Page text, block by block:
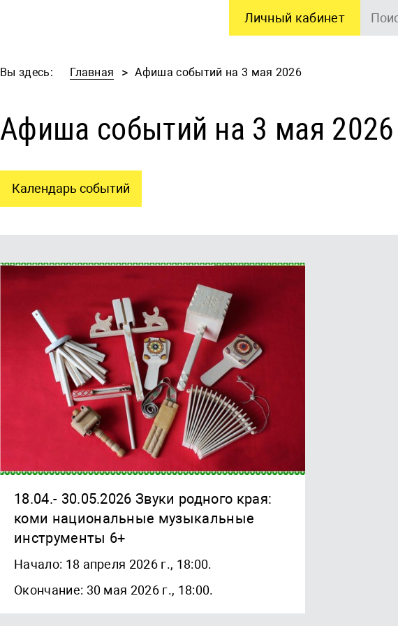
Личный кабинет
Поиск
Вы здесь: Главная Афиша событий на 3 мая 2026
Афиша событий на 3 мая 2026
Календарь событий
18.04.- 30.05.2026 Звуки родного края:
коми национальные музыкальные
инструменты 6+
Начало: 18 апреля 2026 г., 18:00.
Окончание: 30 мая 2026 г., 18:00.